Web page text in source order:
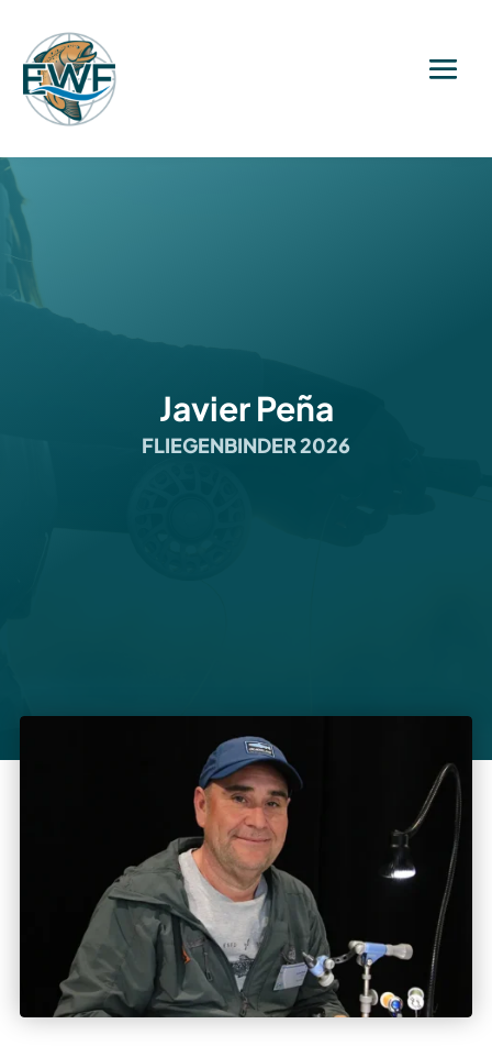
Javier Peña
FLIEGENBINDER 2026